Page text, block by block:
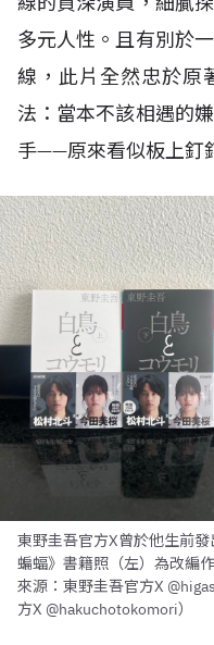
多元人性。且有別於
線，此片全然忠於原
法：當本不該相遇的
手——原來看似板上釘
東野圭吾官方X曾於他生前
蝙蝠》書籍照（左）為改編
來源：東野圭吾官方X
方X @hakuchotokomori）